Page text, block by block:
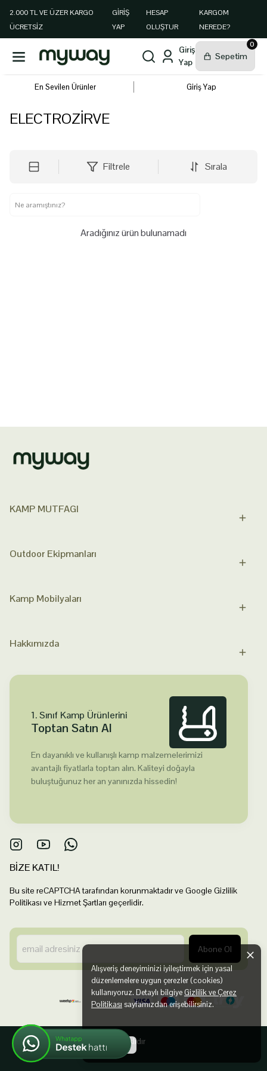
2.000 TL VE ÜZER KARGO
ÜCRETSİZ
GIRIŞ
YAP
HESAP
OLUŞTUR
KARGOM
NEREDE?
0
En Sevilen Ürünler Giriş Yap
Alışveriş deneyiminizi iyileştirmek için yasal
düzenlemelere uygun çerezler (cookies)
kullanıyoruz. Detaylı bilgiye Gizlilik ve Çerez
Politikası sayfamızdan erişebilirsiniz.
Anladım
ELECTROZİRVE
Filtrele Sırala
Aradığınız ürün bulunamadı
KAMP MUTFAGI
Outdoor Ekipmanları
Kamp Mobilyaları
Hakkımızda
1. Sınıf Kamp Ürünlerini
Toptan Satın Al
En dayanıklı ve kullanışlı kamp malzemelerimizi
avantajlı fiyatlarla toptan alın. Kaliteyi doğayla
buluştuğunuz her an yanınızda hissedin!
BİZE KATIL!
Bu site reCAPTCHA tarafından korunmaktadır ve Google Gizlilik
Politikası ve Hizmet Şartları geçerlidir.
Abone Ol
©2025 Tüm Hakları Saklıdır